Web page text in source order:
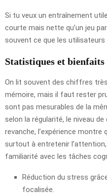
Si tu veux un entraînement
courte mais nette qu’un jeu
souvent ce que les
Statistiques et bienfaits
On lit souvent des chiffres
mémoire, mais il faut rester
sont pas mesurables de la
selon la régularité, le niveau
revanche, l’expérience montre
surtout à entretenir
familiarité avec les tâches
Réduction du stress
focalisée.